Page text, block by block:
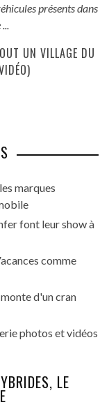
présents dans
UN VILLAGE DU
marques
font leur show à
comme
d'un cran
photos et vidéos
LE